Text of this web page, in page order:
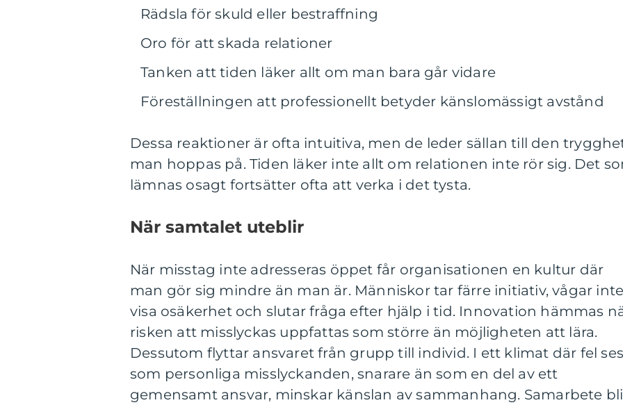
Rädsla för skuld eller bestraffning
Oro för att skada relationer
Tanken att tiden läker allt om man bara går vidare
Föreställningen att professionellt betyder känslomässigt avstånd
Dessa reaktioner är ofta intuitiva, men de leder sällan till den
man hoppas på. Tiden läker inte allt om relationen inte rör sig. Det
lämnas osagt fortsätter ofta att verka i det tysta.
När samtalet uteblir
När misstag inte adresseras öppet får organisationen en kultur där
man gör sig mindre än man är. Människor tar färre initiativ, vågar inte
visa osäkerhet och slutar fråga efter hjälp i tid. Innovation hämmas
risken att misslyckas uppfattas som större än möjligheten att lära.
Dessutom flyttar ansvaret från grupp till individ. I ett klimat där fel ses
som personliga misslyckanden, snarare än som en del av ett
gemensamt ansvar, minskar känslan av sammanhang. Samarbete